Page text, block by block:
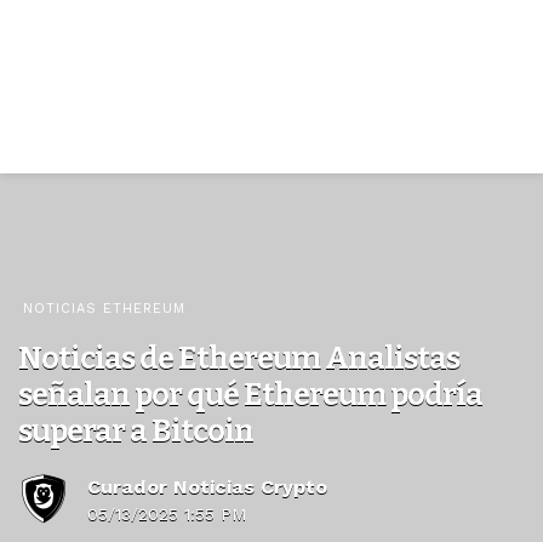
NOTICIAS ETHEREUM
Noticias de Ethereum Analistas
señalan por qué Ethereum podría
superar a Bitcoin
Curador Noticias Crypto
05/13/2025 1:55 PM